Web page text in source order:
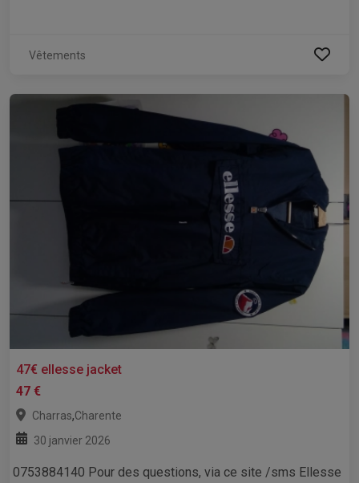
Vêtements
47€ ellesse jacket
47 €
Charras,Charente
30 janvier 2026
0753884140 Pour des questions, via ce site /sms Ellesse